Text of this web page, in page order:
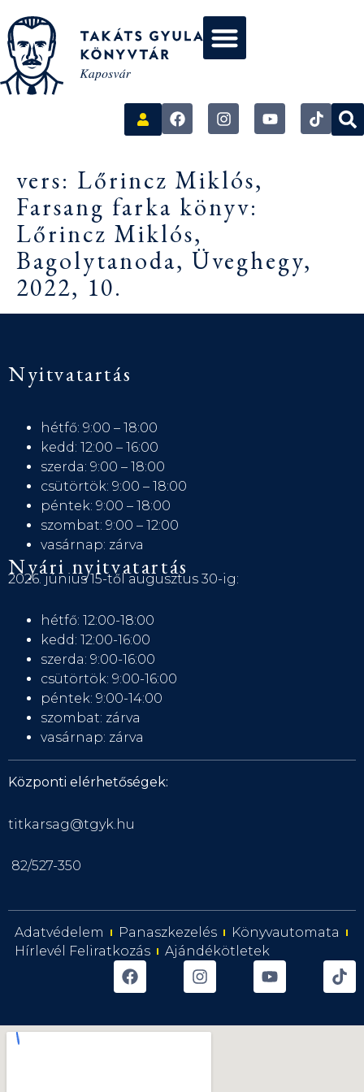
vers: Lőrincz Miklós,
Farsang farka könyv:
Lőrincz Miklós,
Bagolytanoda, Üveghegy,
2022, 10.
Nyitvatartás
hétfő: 9:00 – 18:00
kedd: 12:00 – 16:00
szerda: 9:00 – 18:00
csütörtök: 9:00 – 18:00
péntek: 9:00 – 18:00
szombat: 9:00 – 12:00
vasárnap: zárva
Nyári nyitvatartás
2026. június 15-től augusztus 30-ig:
hétfő: 12:00-18:00
kedd: 12:00-16:00
szerda: 9:00-16:00
csütörtök: 9:00-16:00
péntek: 9:00-14:00
szombat: zárva
vasárnap: zárva
Központi elérhetőségek:
titkarsag@tgyk.hu
82/527-350
Adatvédelem Panaszkezelés
Könyvautomata
Hírlevél Feliratkozás
Ajándékötletek